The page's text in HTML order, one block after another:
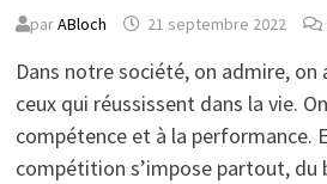
parABloch 21 septembre 2022
Dans notre société, on admire,
ceux qui réussissent dans la vie.
compétence et à la performance.
compétition s’impose partout, du